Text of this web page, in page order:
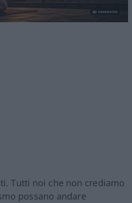
Tutti noi che non crediamo
possano andare